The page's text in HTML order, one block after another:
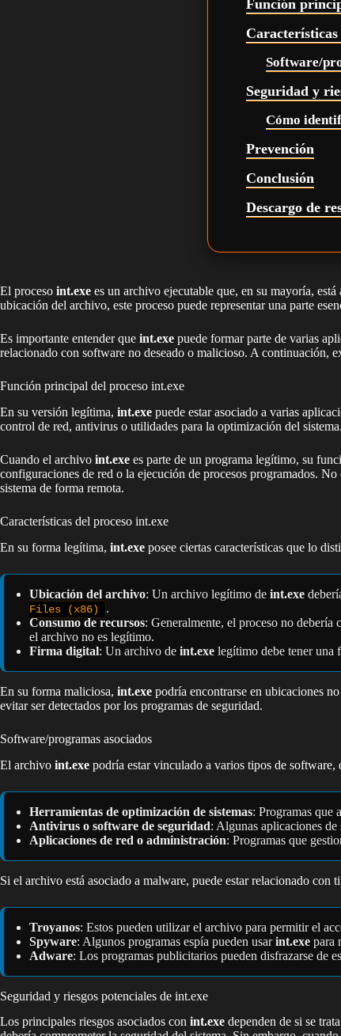
Función
Software/
Seguridad y
Cómo
Prevención
Conclusión
Descargo de
El proceso int.exe es un archivo ejecutable que, en su mayoría,
ubicación del archivo, este proceso puede representar una parte
Es importante entender que int.exe puede formar parte de varias
relacionado con software no deseado o malicioso. A continuación,
Función principal del proceso int.exe
En su versión legítima, int.exe puede estar asociado a varias
control de red, antivirus o utilidades para la optimización del
Cuando el archivo int.exe es parte de un programa legítimo, su
configuraciones de red o la ejecución de procesos programados.
sistema de forma remota.
Características del proceso int.exe
En su forma legítima, int.exe posee ciertas características que lo
Ubicación del archivo: Un archivo legítimo de int.exe
Files (x86)
.
Consumo de recursos: Generalmente, el proceso no
el archivo no es legítimo.
Firma digital: Un archivo de int.exe legítimo debe tener una
En su forma maliciosa, int.exe podría encontrarse en ubicaciones
evitar ser detectados por los programas de seguridad.
Software/programas asociados
El archivo int.exe podría estar vinculado a varios tipos de
Herramientas de optimización de sistemas: Programas que
Antivirus o software de seguridad: Algunas aplicaciones
Aplicaciones de red o administración: Programas que
Si el archivo está asociado a malware, puede estar relacionado con
Troyanos: Estos pueden utilizar el archivo para permitir el
Spyware: Algunos programas espía pueden usarint.exe para
Adware: Los programas publicitarios pueden disfrazarse de
Seguridad y riesgos potenciales de int.exe
Los principales riesgos asociados con int.exe dependen de si se